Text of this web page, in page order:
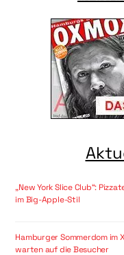
„New York Slice Club“:
im Big-Apple-Stil
Hamburger Sommerdom im
warten auf die Besucher